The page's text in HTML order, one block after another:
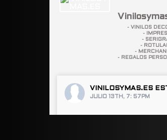
- VINILOS
-
-
-
-
- REGALOS
VINILOSYMAS.ES
JULIO 13TH, 7: 57PM